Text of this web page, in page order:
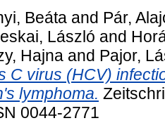
Beáta and Pár,
László and
Hajna and Pajor,
C virus (HCV)
lymphoma.
0044-2771